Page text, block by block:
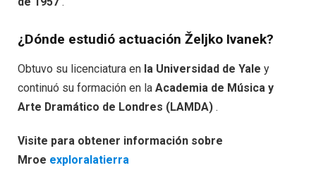
¿Dónde estudió actuación Željko Ivanek?
Obtuvo su licenciatura en la Universidad de Yale y
continuó su formación en la Academia de Música y
Arte Dramático de Londres (LAMDA) .
Visite para obtener información sobre
Mroe exploralatierra